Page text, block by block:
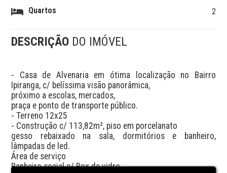
Quartos 2
DESCRIÇÃO DO IMÓVEL
- Casa de Alvenaria em ótima localização no Bairro
Ipiranga, c/ belíssima visão panorâmica,
próximo a escolas, mercados,
praça e ponto de transporte público.
- Terreno 12x25
- Construção c/ 113,82m², piso em porcelanato
gesso rebaixado na sala, dormitórios e banheiro,
lâmpadas de led.
Área de serviço
Banheiro social c/ Box de vidro